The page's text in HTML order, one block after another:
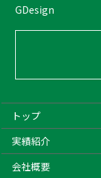
GDesign
トップ
実績紹介
会社概要